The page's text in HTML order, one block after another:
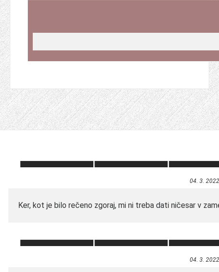
04. 3.
Ker, kot je bilo rečeno zgoraj, mi ni treba dati ničesar v
04. 3.